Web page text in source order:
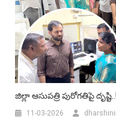
జిల్లా ఆసుపత్రి పురోగతిపై దృష్టి..!
11-03-2026